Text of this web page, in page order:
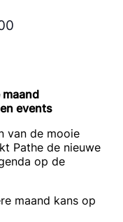
events
van de mooie
Pathe de nieuwe
op de
maand kans op